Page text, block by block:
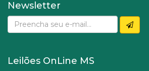
Newsletter
Leilões OnLine MS